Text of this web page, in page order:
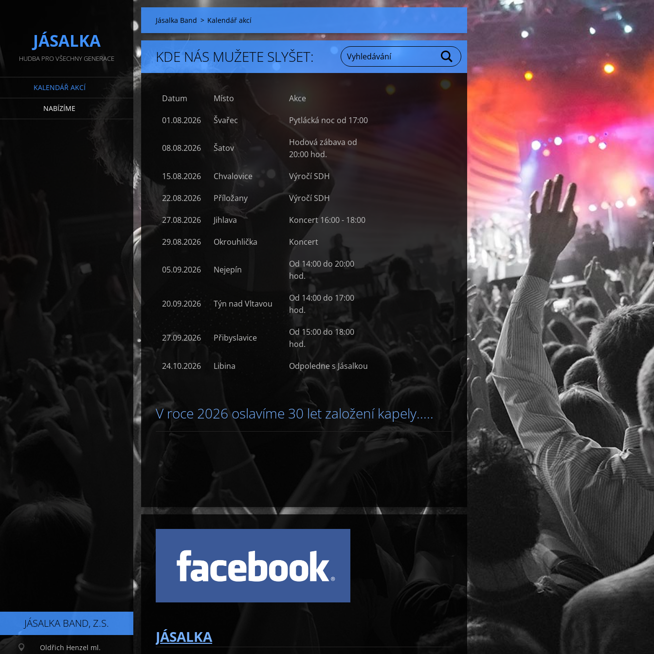
JÁSALKA
HUDBA PRO VŠECHNY GENERACE
KALENDÁŘ AKCÍ
NABÍZÍME
JÁSALKA BAND, Z.S.
Oldřich Henzel ml.
Jásalka Band > Kalendář akcí
KDE NÁS MUŽETE SLYŠET:
Datum Místo Akce
01.08.2026 Švařec Pytlácká noc od 17:00
08.08.2026 Šatov
Hodová zábava od
20:00 hod.
15.08.2026 Chvalovice Výročí SDH
22.08.2026 Příložany Výročí SDH
27.08.2026 Jihlava Koncert 16:00 - 18:00
29.08.2026 Okrouhlička Koncert
05.09.2026 Nejepín
Od 14:00 do 20:00
hod.
20.09.2026 Týn nad Vltavou
Od 14:00 do 17:00
hod.
27.09.2026 Přibyslavice
Od 15:00 do 18:00
hod.
24.10.2026 Libina Odpoledne s Jásalkou
V roce 2026 oslavíme 30 let založení kapely.....
JÁSALKA